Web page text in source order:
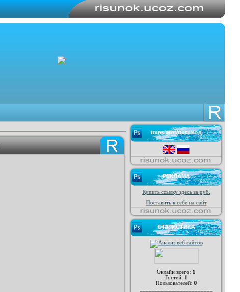
translator/перевод
РЕКЛАМА
Купить ссылку здесь за руб.
Поставить к себе на сайт
СТАТИСТИКА
Онлайн всего: 1
Гостей: 1
Пользователей: 0